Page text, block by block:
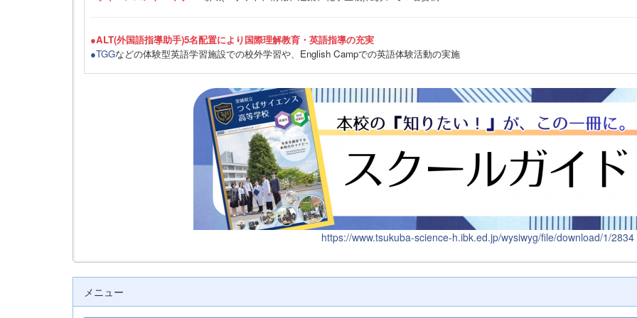
●ALT(外国語指導助手)5名配置により国際理解教育・英語指導の充実
●TGGなどの体験型英語学習施設での校外学習や、English Campでの英語体験活動の実施
https://www.tsukuba-science-h.ibk.ed.jp/wysiwyg/file/download/1/2834
メニュー